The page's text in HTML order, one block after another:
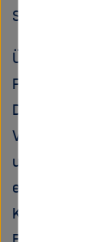
Science
Über drei
Programm
Vorträgen, 19
und dem
einem